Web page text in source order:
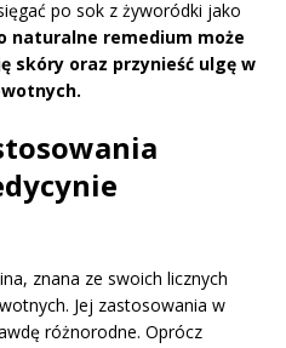
po sok z żyworódki jako
naturalne remedium może
skóry oraz przynieść ulgę w
znana ze swoich licznych
Jej zastosowania w
różnorodne. Oprócz